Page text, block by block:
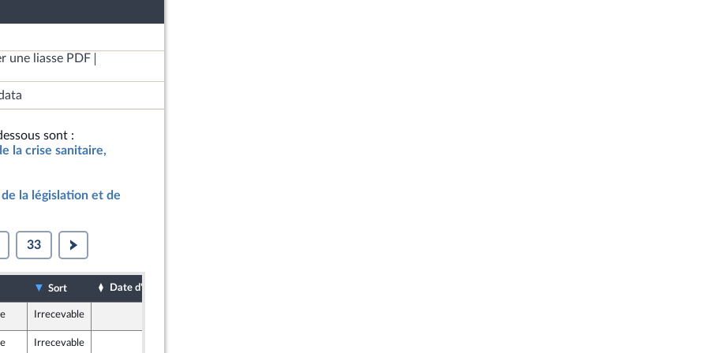
une liasse PDF
sont :
la crise sanitaire,
la législation et de
33
Sort Date d'examen
Irrecevable
Irrecevable